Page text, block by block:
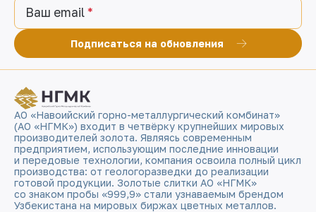
Ваш email
Подписаться на обновления
АО «Навоийский горно-металлургический комбинат»
(АО «НГМК») входит в четвёрку крупнейших мировых
производителей золота. Являясь современным
предприятием, использующим последние инновации
и передовые технологии, компания освоила полный цикл
производства: от геологоразведки до реализации
готовой продукции. Золотые слитки АО «НГМК»
со знаком пробы «999,9» стали узнаваемым брендом
Узбекистана на мировых биржах цветных металлов.